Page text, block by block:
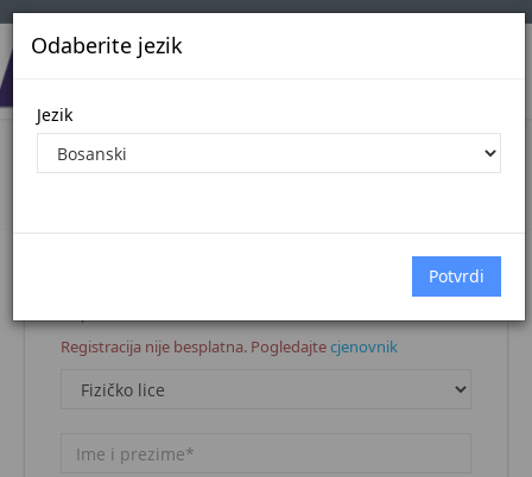
Odaberite jezik
Jezik
Registracija korisnika
Registracija nije besplatna. Pogledajtecjenovnik